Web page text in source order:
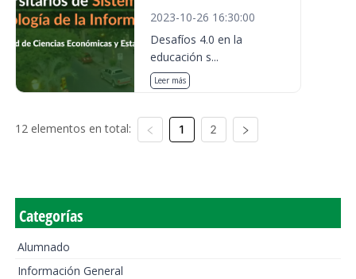
2023-10-26 16:30:00
Desafíos 4.0 en la
educación s...
Leer más
12 elementos en total: 1 2
Categorías
Alumnado
Información General